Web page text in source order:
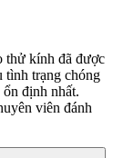
thử kính đã được
tình trạng chóng
định nhất.
viên đánh